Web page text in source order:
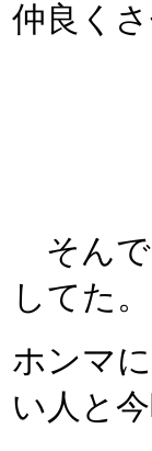
仲良く
そんで
してた
ホンマ
い人と